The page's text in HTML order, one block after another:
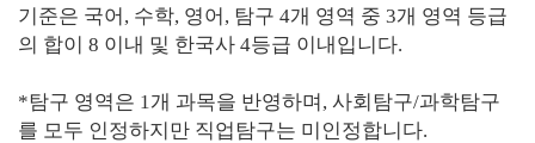
기준은 국어, 수학, 영어, 탐구 4개 영역 중 3개 영역 등급
의 합이 8 이내 및 한국사 4등급 이내입니다.
*탐구 영역은 1개 과목을 반영하며, 사회탐구/과학탐구
를 모두 인정하지만 직업탐구는 미인정합니다.